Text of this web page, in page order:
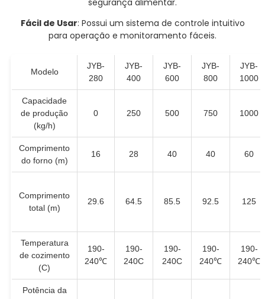
segurança alimentar.
Fácil de Usar: Possui um sistema de controle intuitivo
para operação e monitoramento fáceis.
Modelo
JYB-
280
JYB-
400
JYB-
600
JYB-
800
JYB-
1000
Capacidade
de produção
(kg/h)
0 250 500 750 1000
Comprimento
do forno (m)
16 28 40 40 60
Comprimento
total (m)
29.6 64.5 85.5 92.5 125
Temperatura
de cozimento
(C)
190-
240℃
190-
240C
190-
240C
190-
240℃
190-
240℃
Potência da